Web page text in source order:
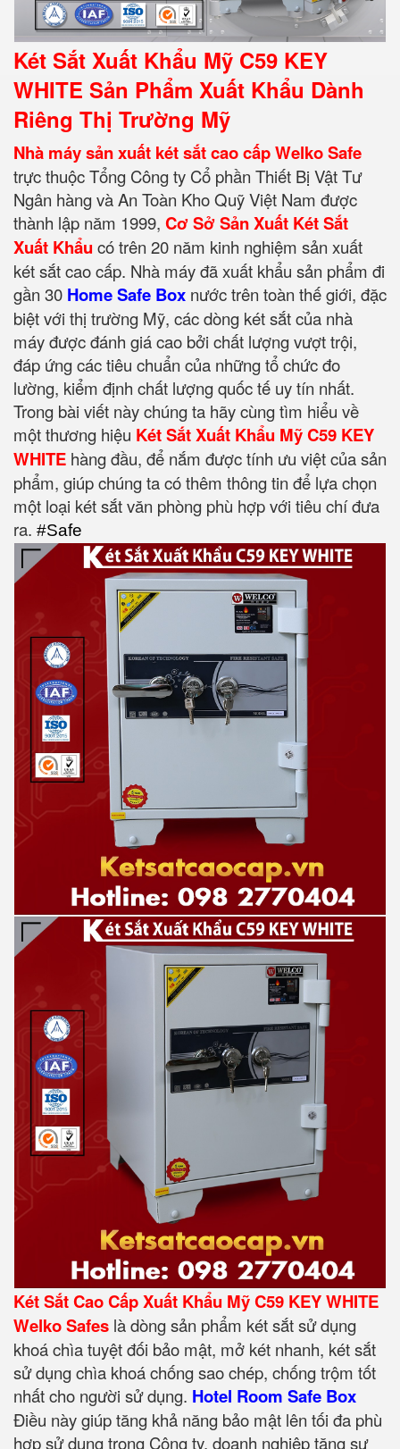
Két Sắt Xuất Khẩu Mỹ C59 KEY
WHITE Sản Phẩm Xuất Khẩu Dành
Riêng Thị Trường Mỹ
Nhà máy sản xuất két sắt cao cấp Welko Safe
trực thuộc Tổng Công ty Cổ phần Thiết Bị Vật Tư
Ngân hàng và An Toàn Kho Quỹ Việt Nam được
thành lập năm 1999, Cơ Sở Sản Xuất Két Sắt
Xuất Khẩu có trên 20 năm kinh nghiệm sản xuất
két sắt cao cấp. Nhà máy đã xuất khẩu sản phẩm đi
gần 30 Home Safe Box nước trên toàn thế giới, đặc
biệt với thị trường Mỹ, các dòng két sắt của nhà
máy được đánh giá cao bởi chất lượng vượt trội,
đáp ứng các tiêu chuẩn của những tổ chức đo
lường, kiểm định chất lượng quốc tế uy tín nhất.
Trong bài viết này chúng ta hãy cùng tìm hiểu về
một thương hiệu Két Sắt Xuất Khẩu Mỹ C59 KEY
WHITE hàng đầu, để nắm được tính ưu việt của sản
phẩm, giúp chúng ta có thêm thông tin để lựa chọn
một loại két sắt văn phòng phù hợp với tiêu chí đưa
ra. #Safe
Két Sắt Cao Cấp Xuất Khẩu Mỹ C59 KEY WHITE
Welko Safes là dòng sản phẩm két sắt sử dụng
khoá chìa tuyệt đối bảo mật, mở két nhanh, két sắt
sử dụng chìa khoá chống sao chép, chống trộm tốt
nhất cho người sử dụng. Hotel Room Safe Box
Điều này giúp tăng khả năng bảo mật lên tối đa phù
hợp sử dụng trong Công ty, doanh nghiệp tăng sự